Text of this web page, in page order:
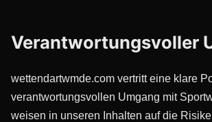
Verantwortungsvoller
wettendartwmde.com vertritt eine klare
verantwortungsvollen Umgang mit
weisen in unseren Inhalten auf die